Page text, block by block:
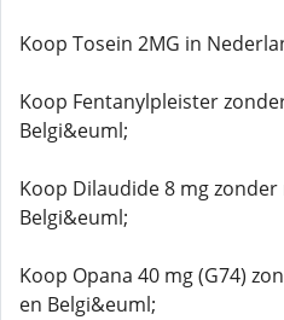
Koop Tosein 2MG in
Koop Fentanylpleister
Belgi&euml;
Koop Dilaudide 8 mg
Belgi&euml;
Koop Opana 40 mg (G74)
en Belgi&euml;